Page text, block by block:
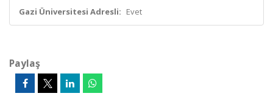
Gazi Üniversitesi Adresli: Evet
Paylaş